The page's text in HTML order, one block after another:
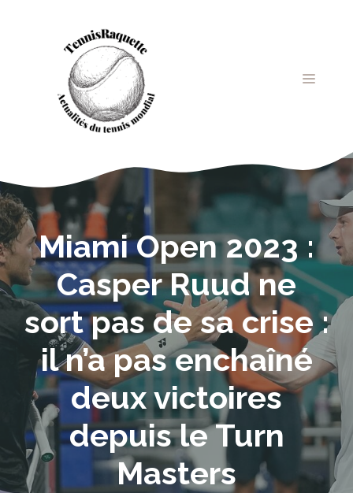
MENU
Miami Open 2023 :
Casper Ruud ne
sort pas de sa crise :
il n’a pas enchaîné
deux victoires
depuis le Turn
Masters